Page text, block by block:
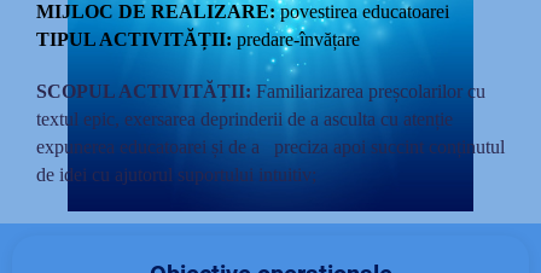
MIJLOC DE REALIZARE:povestirea educatoarei
TIPUL ACTIVITĂȚII:predare-învățare
SCOPUL ACTIVITĂȚII: Familiarizarea preșcolarilor cu
textul epic, exersarea deprinderii de a asculta cu atenție
expunerea educatoarei și de a preciza apoi succint conținutul
de idei cu ajutorul suportului intuitiv;